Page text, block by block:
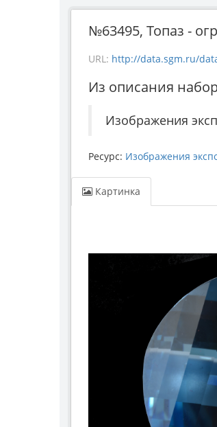
№63495, Топаз -
URL: http://data.sgm.ru/
Из описания
Изображения
Ресурс: Изображения
Картинка